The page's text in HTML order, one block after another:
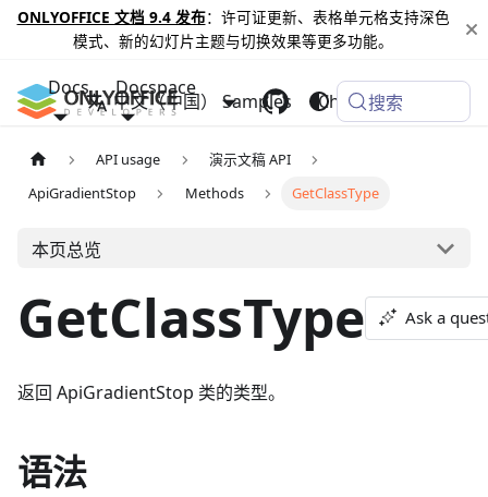
ONLYOFFICE 文档 9.4 发布：许可证更新、表格单元格支持深色
模式、新的幻灯片主题与切换效果等更多功能。
Docs Docspace
Samples Changelog
中文（中国） 搜索
API usage
演示文稿 API
ApiGradientStop
Methods GetClassType
本页总览
GetClassType Ask a
返回 ApiGradientStop 类的类型。
语法